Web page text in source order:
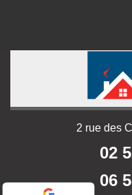
2 rue des
02
06